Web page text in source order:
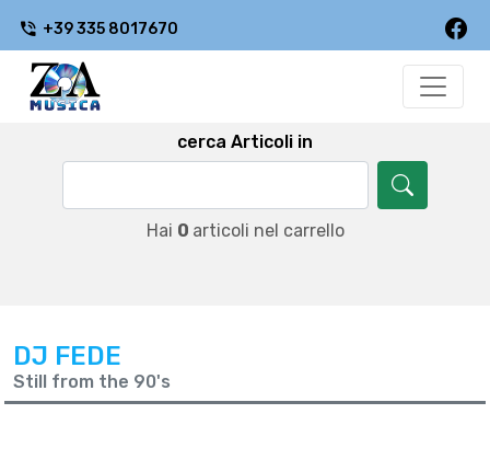
+39 335 8017670
cerca Articoli in
Hai 0 articoli nel carrello
DJ FEDE
Still from the 90's